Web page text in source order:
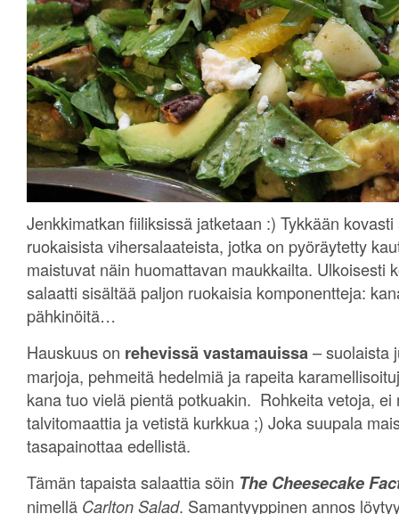
Jenkkimatkan fiiliksissä jatketaan :) Tykkään
ruokaisista vihersalaateista, jotka on pyöräytetty
maistuvat näin huomattavan maukkailta. Ulkoisesti
salaatti sisältää paljon ruokaisia komponentteja:
pähkinöitä…
Hauskuus on rehevissä vastamauissa– suolaista
marjoja, pehmeitä hedelmiä ja rapeita
kana tuo vielä pientä potkuakin. Rohkeita vetoja, ei
talvitomaattia ja vetistä kurkkua ;) Joka suupala
tasapainottaa edellistä.
Tämän tapaista salaattia söin The Cheesecake
nimellä Carlton Salad. Samantyyppinen annos